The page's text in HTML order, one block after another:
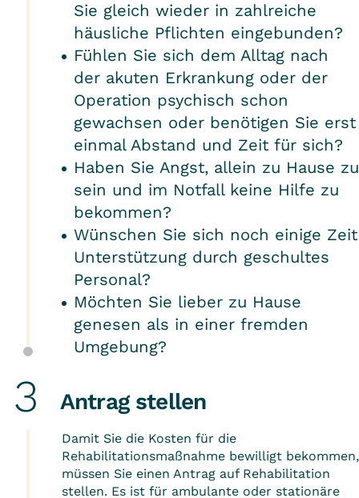
Sie gleich wieder in zahlreiche
häusliche Pflichten eingebunden?
Fühlen Sie sich dem Alltag nach
der akuten Erkrankung oder der
Operation psychisch schon
gewachsen oder benötigen Sie erst
einmal Abstand und Zeit für sich?
Haben Sie Angst, allein zu Hause zu
sein und im Notfall keine Hilfe zu
bekommen?
Wünschen Sie sich noch einige Zeit
Unterstützung durch geschultes
Personal?
Möchten Sie lieber zu Hause
genesen als in einer fremden
Umgebung?
Antrag stellen
Damit Sie die Kosten für die
Rehabilitationsmaßnahme bewilligt bekommen,
müssen Sie einen Antrag auf Rehabilitation
stellen. Es ist für ambulante oder stationäre